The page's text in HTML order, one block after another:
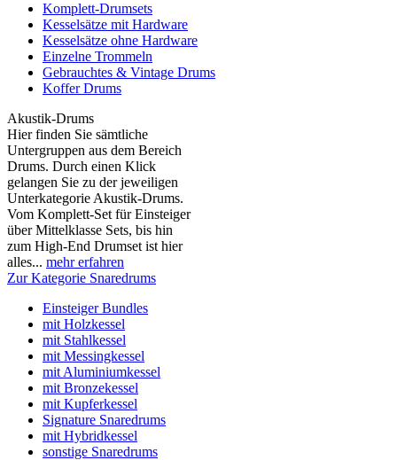
Komplett-Drumsets
Kesselsätze mit Hardware
Kesselsätze ohne Hardware
Einzelne Trommeln
Gebrauchtes & Vintage Drums
Koffer Drums
Akustik-Drums
Hier finden Sie sämtliche
Untergruppen aus dem Bereich
Drums. Durch einen Klick
gelangen Sie zu der jeweiligen
Unterkategorie Akustik-Drums.
Vom Komplett-Set für Einsteiger
über Mittelklasse Sets, bis hin
zum High-End Drumset ist hier
alles... mehr erfahren
Zur Kategorie Snaredrums
Einsteiger Bundles
mit Holzkessel
mit Stahlkessel
mit Messingkessel
mit Aluminiumkessel
mit Bronzekessel
mit Kupferkessel
Signature Snaredrums
mit Hybridkessel
sonstige Snaredrums